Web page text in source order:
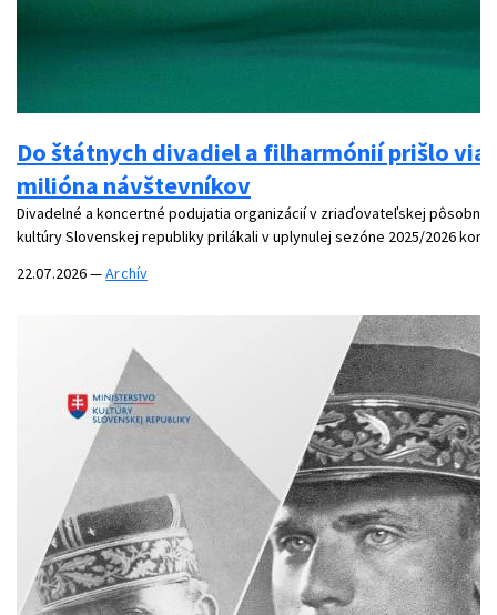
Do štátnych divadiel a filharmónií prišlo
milióna návštevníkov
Divadelné a koncertné podujatia organizácií v zriaďovateľskej
kultúry Slovenskej republiky prilákali v uplynulej sezóne 2025/2026
22.07.2026—Archív